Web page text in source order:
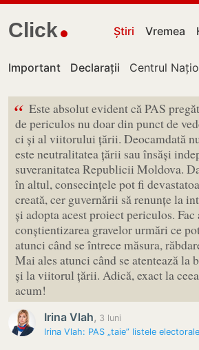
Click Știri Vremea
Important Declarații Centrul
“ Este absolut evident că PAS
de periculos nu doar din punct de
ci și al viitorului țării. Deocamdată
este neutralitatea țării sau însăși
suveranitatea Republicii Moldova.
în altul, consecințele pot fi
creată, cer guvernării să renunțe la
și adopta acest proiect periculos.
conștientizarea gravelor urmări ce
atunci când se întrece măsura,
Mai ales atunci când se atentează la
și la viitorul țării. Adică, exact la
acum!
Irina Vlah, 3 luni